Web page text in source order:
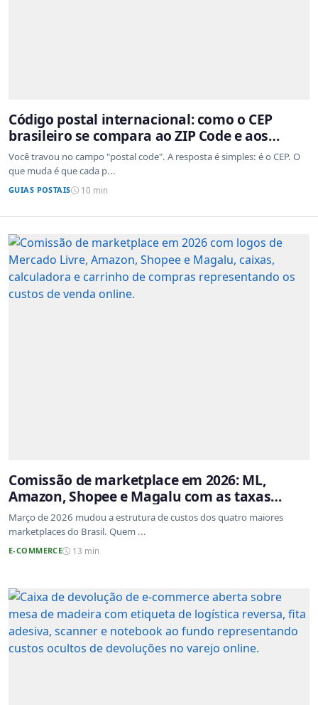
Código postal internacional: como o CEP
brasileiro se compara ao ZIP Code e aos
sistemas de outros países
Você travou no campo "postal code". A resposta é simples: é o CEP. O
que muda é que cada p...
GUIAS POSTAIS 10 min
Comissão de marketplace em 2026: ML,
Amazon, Shopee e Magalu com as taxas
atualizadas
Março de 2026 mudou a estrutura de custos dos quatro maiores
marketplaces do Brasil. Quem ...
E-COMMERCE 13 min